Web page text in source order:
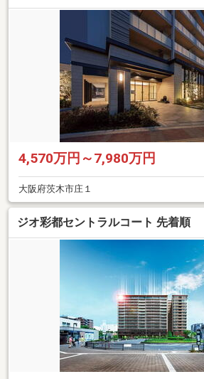
4,570万円～7,980万円
大阪府茨木市庄１
ジオ彩都セントラルコート 先着順